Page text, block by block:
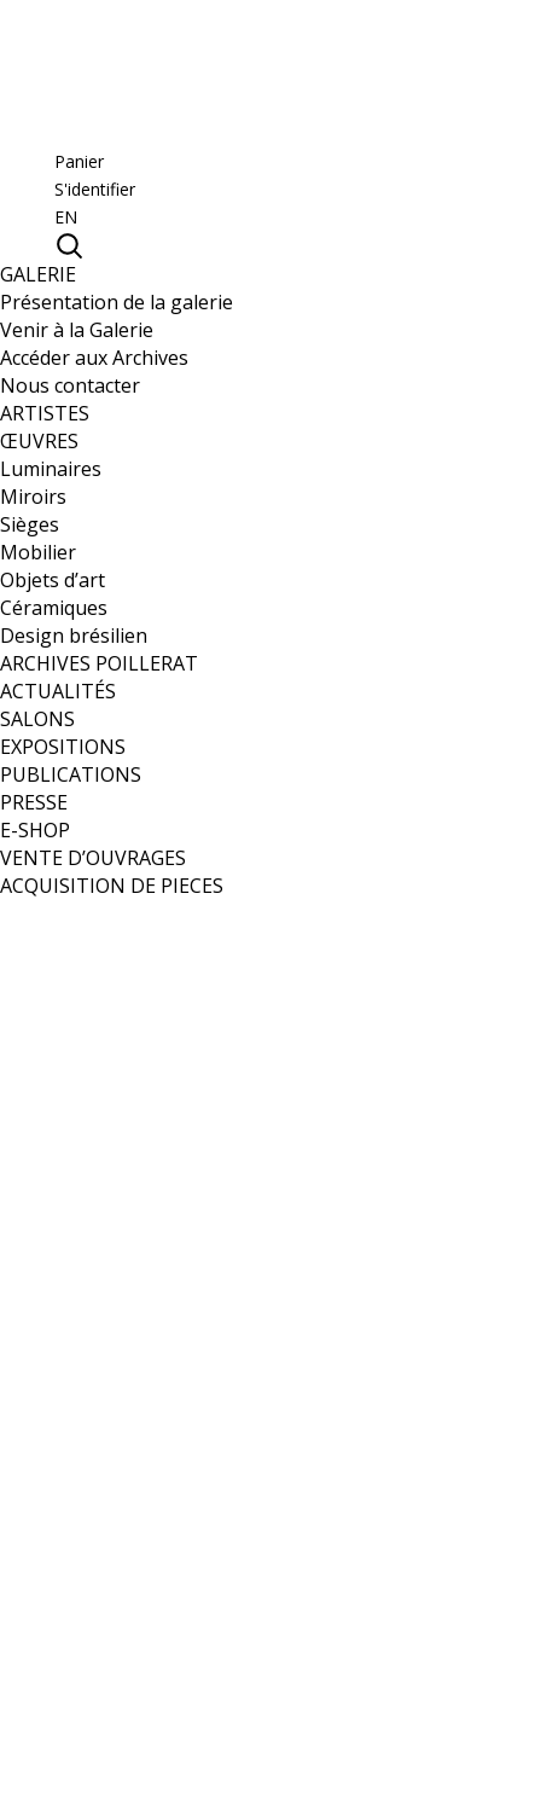
Panier
S'identifier
EN
GALERIE
Présentation de la galerie
Venir à la Galerie
Accéder aux Archives
Nous contacter
ARTISTES
ŒUVRES
Luminaires
Miroirs
Sièges
Mobilier
Objets d’art
Céramiques
Design brésilien
ARCHIVES POILLERAT
ACTUALITÉS
SALONS
EXPOSITIONS
PUBLICATIONS
PRESSE
E-SHOP
VENTE D’OUVRAGES
ACQUISITION DE PIECES